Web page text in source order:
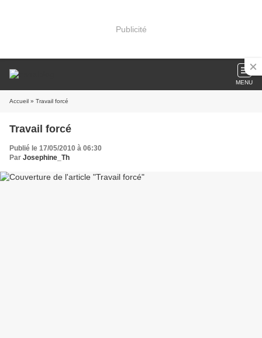
Publicité
MENU
Accueil » Travail forcé
Travail forcé
Publié le 17/05/2010 à 06:30
Par Josephine_Th